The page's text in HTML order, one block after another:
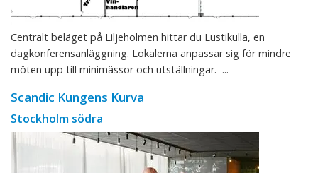
Centralt beläget på Liljeholmen hittar du Lustikulla, en
dagkonferensanläggning. Lokalerna anpassar sig för mindre
möten upp till minimässor och utställningar. ...
Scandic Kungens Kurva
Stockholm södra